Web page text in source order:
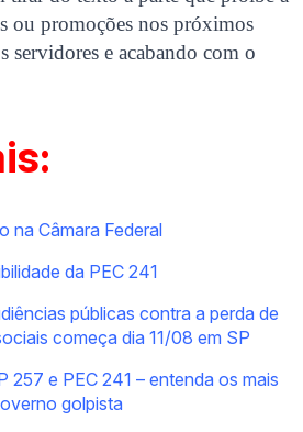
ou promoções nos próximos
servidores e acabando com o
na Câmara Federal
da PEC 241
públicas contra a perda de
começa dia 11/08 em SP
257 e PEC 241 – entenda os mais
golpista